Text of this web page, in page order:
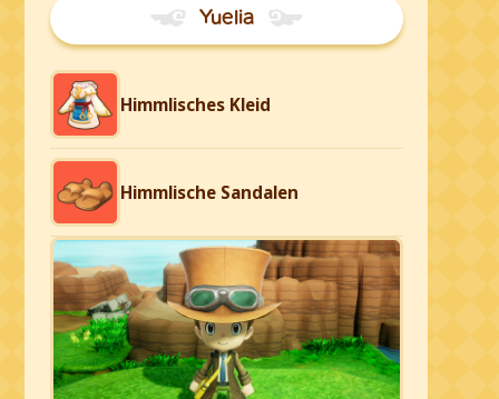
Yuelia
Himmlisches Kleid
Himmlische Sandalen